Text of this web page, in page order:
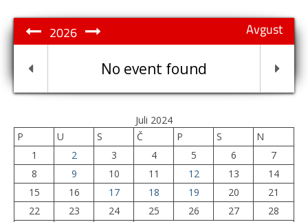
Avgust
2026
No event found
Juli 2024
P
U S Č P S
N
1
2 3 4 5 6
7
8
9 10 11 12 13
14
15
16 17 18 19 20
21
22
23 24 25 26 27
28